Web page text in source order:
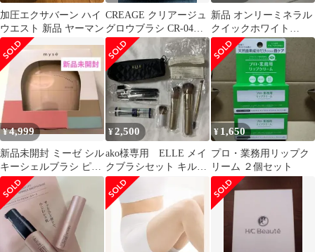
加圧エクサバーン ハイ
ウエスト 新品 ヤーマン
CREAGE クリアージュ
グロウブラシ CR-04V
本体
新品 オンリーミネラル
クイックホワイト
Quick White 25ml 下地
¥4,999
新品未開封 ミーゼ シル
キーシェルブラシ ピン
ク ヤーマン MS90P
¥2,500
ako様専用 ELLE メイ
クブラシセット キルテ
ィングポーチ付き
¥ 1,650
プロ・業務用リップク
リーム ２個セット